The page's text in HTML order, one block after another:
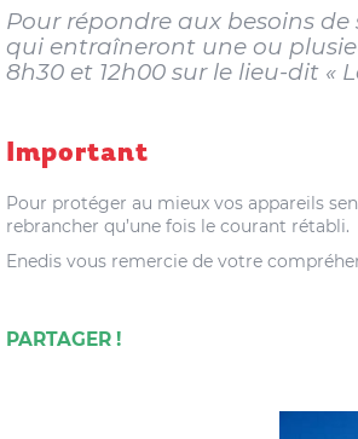
Pour répondre aux besoins
qui entraîneront une ou
8h30 et 12h00 sur le lieu-dit «
Important
Pour protéger au mieux vos appareils
rebrancher qu’une fois le courant rétabli.
Enedis vous remercie de votre